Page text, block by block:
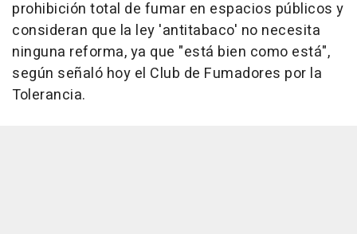
prohibición total de fumar en espacios públicos y
consideran que la ley 'antitabaco' no necesita
ninguna reforma, ya que "está bien como está",
según señaló hoy el Club de Fumadores por la
Tolerancia.